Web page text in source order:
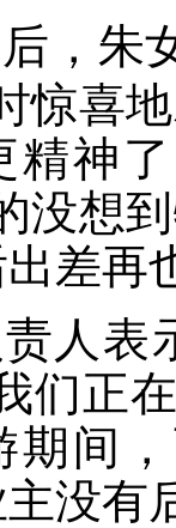
，朱
惊喜
精神
没想
差再
人表
们正
期间
没有